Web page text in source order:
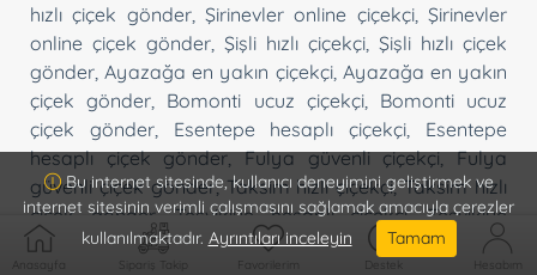
hızlı çiçek gönder,Şirinevler online çiçekçi,Şirinevler
online çiçek gönder Şişli hızlı çiçekçi Şişli hızlı çiçek
gönder ,Ayazağa en yakın çiçekçi, Ayazağa en yakın
çiçek gönder
Bomonti ucuz çiçekçi, Bomonti ucuz
çiçek gönder, Esentepe hesaplı çiçekçi
Esentepe
hesaplı çiçek gönder,Fulya güvenli çiçekçi,Fulya
güvenli çiçek gönder,Taksim hızlı çiçekçi,Taksim hızlı
çiçek gönder,Teşvikiye hesaplı çiçekçi,Teşvikiye
hesaplı çiçek gönder,Topağacı ucuz çiçekçi,Topağacı
Anasayfa Sipariş Takip Favorilerim Destek Hesabım
Bu internet sitesinde, kullanıcı deneyimini geliştirmek ve
internet sitesinin verimli çalışmasını sağlamak amacıyla çerezler
kullanılmaktadır. Ayrıntıları inceleyin Tamam